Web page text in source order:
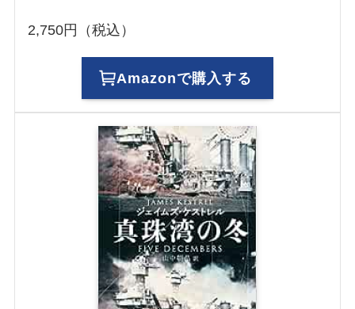
2,750円（税込）
Amazonで購入する